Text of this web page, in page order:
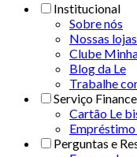
Institucional
Sobre nós
Nossas lojas
Clube
Blog da Le
Trabalhe
Serviço
Cartão Le
Perguntas e